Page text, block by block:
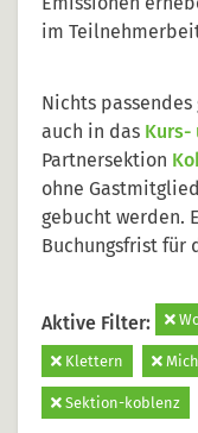
im
Nichts passendes
auch in das Kurs-
Partnersektion
ohne
gebucht werden.
Buchungsfrist für
Aktive Filter:
Klettern
Sektion-koblenz